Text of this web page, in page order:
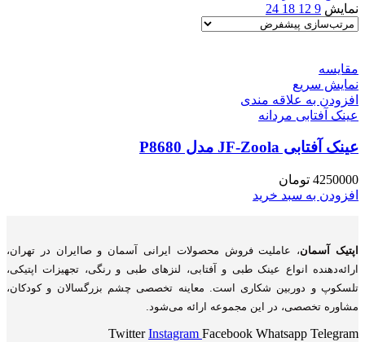
نمایش 9
12
18
24
مقايسه
نمایش سریع
افزودن به علاقه مندی
عینک آفتابی مردانه
عینک آفتابی JF-Zoola مدل P8680
4250000 تومان
افزودن به سبد خرید
اپتیک آسمان، عاملیت فروش محصولات ایرانی آسمان و صاایران در تهران،
ارائه‌دهنده انواع عینک طبی و آفتابی، لنزهای طبی و رنگی، تجهیزات اپتیکی،
تلسکوپ و دوربین شکاری است. معاینه تخصصی چشم بزرگسالان و کودکان،
مشاوره تخصصی، در این مجموعه ارائه می‌شود.
Twitter Instagram Facebook Whatsapp Telegram